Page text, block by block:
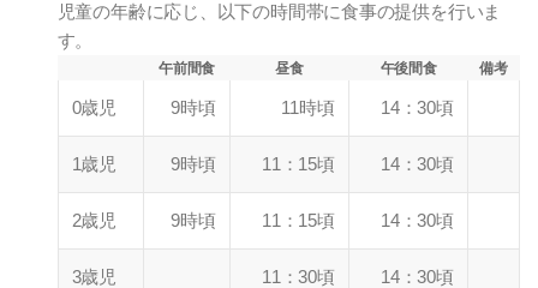
児童の年齢に応じ、以下の時間帯に食事の提供を行いま
す。
午前間食 昼食 午後間食 備考
0歳児 9時頃 11時頃 14：30頃
1歳児 9時頃 11：15頃 14：30頃
2歳児 9時頃 11：15頃 14：30頃
3歳児 11：30頃 14：30頃